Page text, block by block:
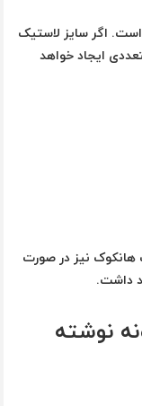
اگر سایز لاستیک
ایجاد خواهد
نیز در صورت
داشت.
نوشته